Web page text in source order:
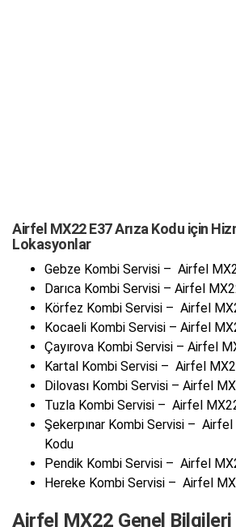
Airfel MX22 E37 Arıza Kodu için
Lokasyonlar
Gebze Kombi Servisi – Airfel
Darıca Kombi Servisi – Airfel
Körfez Kombi Servisi – Airfel
Kocaeli Kombi Servisi – Airfel
Çayırova Kombi Servisi – Airfel
Kartal Kombi Servisi – Airfel
Dilovası Kombi Servisi – Airfel
Tuzla Kombi Servisi – Airfel
Şekerpınar Kombi Servisi – Airfel
Kodu
Pendik Kombi Servisi – Airfel
Hereke Kombi Servisi – Airfel
Airfel MX22 Genel Bilgileri